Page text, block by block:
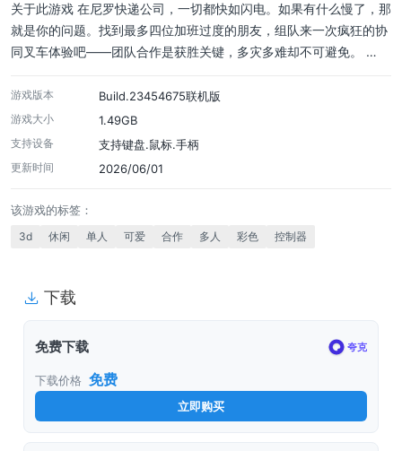
关于此游戏 在尼罗快递公司，一切都快如闪电。如果有什么慢了，那
就是你的问题。找到最多四位加班过度的朋友，组队来一次疯狂的协
同叉车体验吧——团队合作是获胜关键，多灾多难却不可避免。 …
游戏版本 Build.23454675联机版
游戏大小 1.49GB
支持设备 支持键盘.鼠标.手柄
更新时间 2026/06/01
该游戏的标签：
3d 休闲 单人 可爱 合作 多人 彩色 控制器
下载
免费下载 夸克
下载价格 免费
立即购买